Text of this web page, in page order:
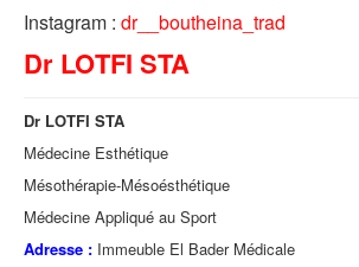
Instagram : dr__boutheina_trad
Dr LOTFI STA
Dr LOTFI STA
Médecine Esthétique
Mésothérapie-Mésoésthétique
Médecine Appliqué au Sport
Adresse : Immeuble El Bader Médicale